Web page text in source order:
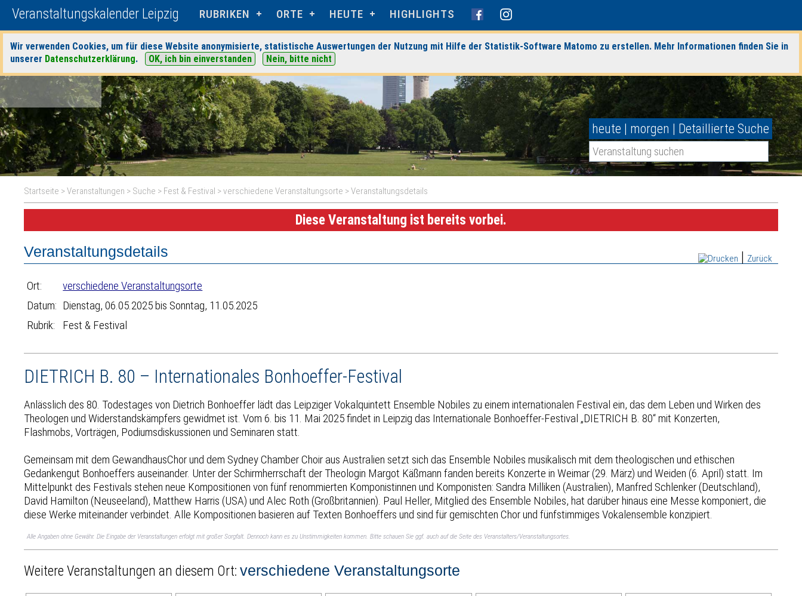
Veranstaltungskalender Leipzig RUBRIKEN ORTE HEUTE HIGHLIGHTS
Wir verwenden Cookies, um für diese Website anonymisierte, statistische Auswertungen der Nutzung mit Hilfe der Statistik-Software Matomo zu erstellen. Mehr Informationen finden Sie in
unserer Datenschutzerklärung. OK, ich bin einverstanden Nein, bitte nicht
heute | morgen | Detaillierte Suche
Startseite >Veranstaltungen > Suche > Fest & Festival >verschiedene Veranstaltungsorte > Veranstaltungsdetails
Diese Veranstaltung ist bereits vorbei.
Zurück
Veranstaltungsdetails
Ort:
verschiedene Veranstaltungsorte
Datum: Dienstag, 06.05.2025 bis Sonntag, 11.05.2025
Rubrik:
Fest & Festival
DIETRICH B. 80 – Internationales Bonhoeffer-Festival
Anlässlich des 80. Todestages von Dietrich Bonhoeffer lädt das Leipziger Vokalquintett Ensemble Nobiles zu einem internationalen Festival ein, das dem Leben und Wirken des
Theologen und Widerstandskämpfers gewidmet ist. Vom 6. bis 11. Mai 2025 findet in Leipzig das Internationale Bonhoeffer-Festival „DIETRICH B. 80“ mit Konzerten,
Flashmobs, Vorträgen, Podiumsdiskussionen und Seminaren statt.
Gemeinsam mit dem GewandhausChor und dem Sydney Chamber Choir aus Australien setzt sich das Ensemble Nobiles musikalisch mit dem theologischen und ethischen
Gedankengut Bonhoeffers auseinander. Unter der Schirmherrschaft der Theologin Margot Käßmann fanden bereits Konzerte in Weimar (29. März) und Weiden (6. April) statt. Im
Mittelpunkt des Festivals stehen neue Kompositionen von fünf renommierten Komponistinnen und Komponisten: Sandra Milliken (Australien), Manfred Schlenker (Deutschland),
David Hamilton (Neuseeland), Matthew Harris (USA) und Alec Roth (Großbritannien). Paul Heller, Mitglied des Ensemble Nobiles, hat darüber hinaus eine Messe komponiert, die
diese Werke miteinander verbindet. Alle Kompositionen basieren auf Texten Bonhoeffers und sind für gemischten Chor und fünfstimmiges Vokalensemble konzipiert.
Alle Angaben ohne Gewähr. Die Eingabe der Veranstaltungen erfolgt mit großer Sorgfalt. Dennoch kann es zu Unstimmigkeiten kommen. Bitte schauen Sie ggf. auch auf die Seite des Veranstalters/Veranstaltungsortes.
Weitere Veranstaltungen an diesem Ort:verschiedene Veranstaltungsorte